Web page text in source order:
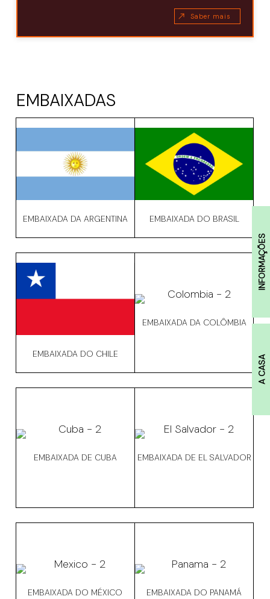
INFORMAÇÕES
A CASA
Saber mais
EMBAIXADAS
EMBAIXADA DA ARGENTINA EMBAIXADA DO BRASIL
EMBAIXADA DO CHILE
EMBAIXADA DA COLÔMBIA
EMBAIXADA DE CUBA EMBAIXADA DE EL SALVADOR
EMBAIXADA DO MÉXICO EMBAIXADA DO PANAMÁ